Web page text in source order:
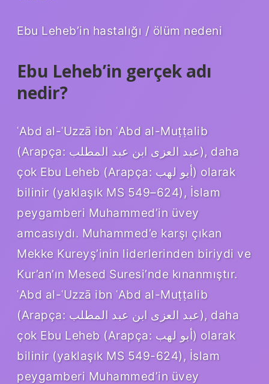
Ebu Leheb’in hastalığı / ölüm nedeni
Ebu Leheb’in gerçek adı
nedir?
ʿAbd al-ʿUzzā ibn ʿAbd al-Muṭṭalib
(Arapça: عبد العزى ابن عبد المطلب‎), daha
çok Ebu Leheb (Arapça: أبو لهب) olarak
bilinir (yaklaşık MS 549–624), İslam
peygamberi Muhammed’in üvey
amcasıydı. Muhammed’e karşı çıkan
Mekke Kureyş’inin liderlerinden biriydi ve
Kur’an’ın Mesed Suresi’nde kınanmıştır.
ʿAbd al-ʿUzzā ibn ʿAbd al-Muṭṭalib
(Arapça: عبد العزى ابن عبد المطلب‎), daha
çok Ebu Leheb (Arapça: أبو لهب‎) olarak
bilinir (yaklaşık MS 549-624), İslam
peygamberi Muhammed’in üvey